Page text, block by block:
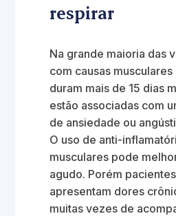
respirar
Na grande maioria das
com causas musculares
duram mais de 15 dias
estão associadas com
de ansiedade ou
O uso de anti-
musculares pode
agudo. Porém
apresentam dores
muitas vezes de